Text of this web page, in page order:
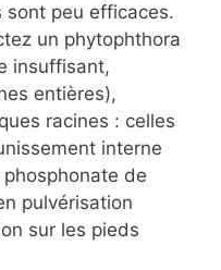
peu efficaces.
un phytophthora
insuffisant,
entières),
racines : celles
interne
de
pulvérisation
sur les pieds